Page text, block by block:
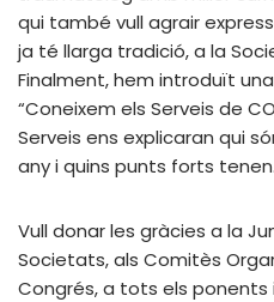
qui també vull agrair
ja té llarga tradició, a la
Finalment, hem introduït
“Coneixem els Serveis de
Serveis ens explicaran qui
any i quins punts forts tenen.
Vull donar les gràcies a la
Societats, als Comitès
Congrés, a tots els ponents